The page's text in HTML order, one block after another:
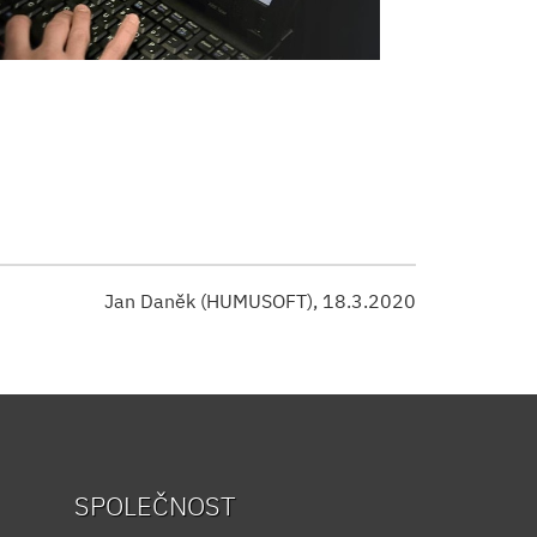
Jan Daněk (HUMUSOFT), 18.3.2020
SPOLEČNOST